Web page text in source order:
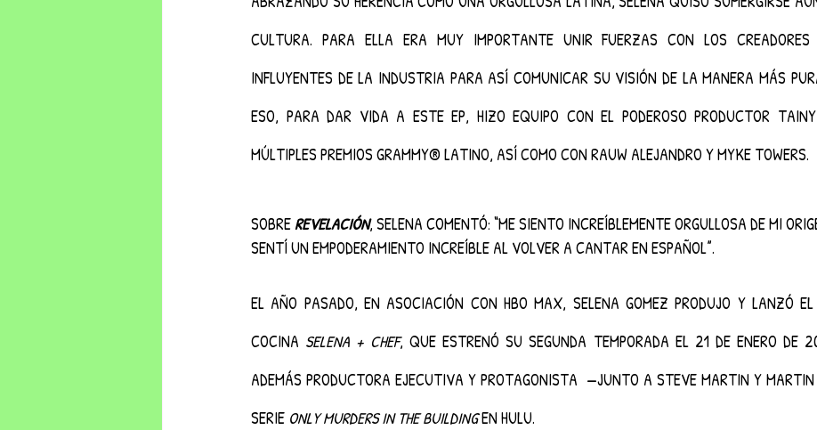
CULTURA. PARA ELLA ERA MUY IMPORTANTE UNIR FUERZAS CON LOS
INFLUYENTES DE LA INDUSTRIA PARA ASÍ COMUNICAR SU VISIÓN DE LA MANERA MÁS
ESO, PARA DAR VIDA A ESTE EP, HIZO EQUIPO CON EL PODEROSO PRODUCTOR
MÚLTIPLES PREMIOS GRAMMY® LATINO, ASÍ COMO CON RAUW ALEJANDRO Y MYKE TOWERS.
SOBRE REVELACIÓN, SELENA COMENTÓ: “ME SIENTO INCREÍBLEMENTE ORGULLOSA DE MI
SENTÍ UN EMPODERAMIENTO INCREÍBLE AL VOLVER A CANTAR EN ESPAÑOL”.
EL AÑO PASADO, EN ASOCIACIÓN CON HBO MAX, SELENA GOMEZ PRODUJO Y LANZÓ EL
COCINA SELENA + CHEF, QUE ESTRENÓ SU SEGUNDA TEMPORADA EL 21 DE ENERO DE
ADEMÁS PRODUCTORA EJECUTIVA Y PROTAGONISTA ­ —JUNTO A STEVE MARTIN Y
SERIE ONLY MURDERS IN THE BUILDING EN HULU.